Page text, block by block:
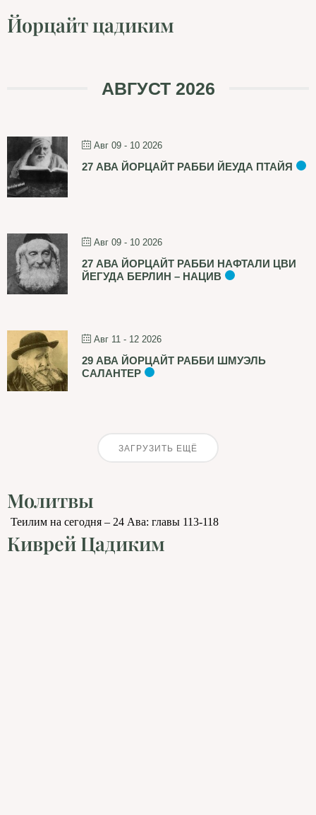
Йорцайт цадиким
АВГУСТ 2026
Авг 09 - 10 2026
27 АВА ЙОРЦАЙТ РАББИ ЙЕУДА ПТАЙЯ
Авг 09 - 10 2026
27 АВА ЙОРЦАЙТ РАББИ НАФТАЛИ ЦВИ
ЙЕГУДА БЕРЛИН – НАЦИВ
Авг 11 - 12 2026
29 АВА ЙОРЦАЙТ РАББИ ШМУЭЛЬ
САЛАНТЕР
ЗАГРУЗИТЬ ЕЩЁ
Молитвы
Теилим на сегодня – 24 Ава: главы 113-118
Киврей Цадиким